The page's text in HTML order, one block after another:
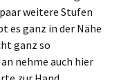
weitere Stufen
es ganz in der Nähe
ganz so
nehme auch hier